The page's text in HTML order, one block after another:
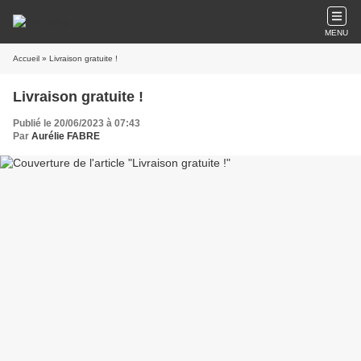
MENU
Accueil » Livraison gratuite !
Livraison gratuite !
Publié le 20/06/2023 à 07:43
Par Aurélie FABRE